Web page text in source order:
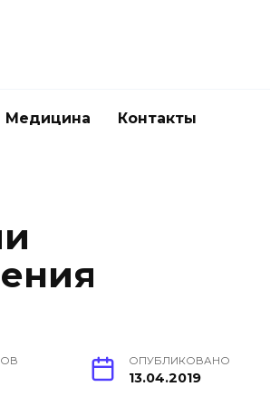
Медицина Контакты
ОПУБЛИКОВАНО
13.04.2019